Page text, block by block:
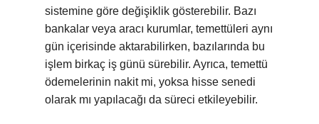
sistemine göre değişiklik gösterebilir. Bazı
bankalar veya aracı kurumlar, temettüleri aynı
gün içerisinde aktarabilirken, bazılarında bu
işlem birkaç iş günü sürebilir. Ayrıca, temettü
ödemelerinin nakit mi, yoksa hisse senedi
olarak mı yapılacağı da süreci etkileyebilir.